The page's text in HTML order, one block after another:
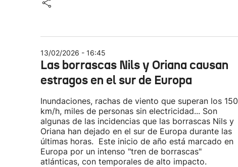
13/02/2026 - 16:45
Las borrascas Nils y Oriana causan
estragos en el sur de Europa
Inundaciones, rachas de viento que superan los 150
km/h, miles de personas sin electricidad... Son
algunas de las incidencias que las borrascas Nils y
Oriana han dejado en el sur de Europa durante las
últimas horas. Este inicio de año está marcado en
Europa por un intenso "tren de borrascas"
atlánticas, con temporales de alto impacto.